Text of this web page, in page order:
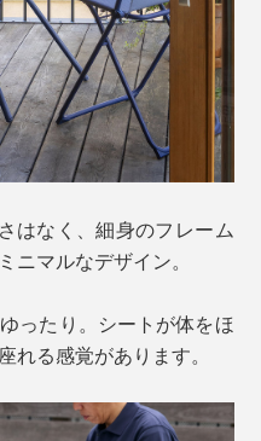
はなく、細身のフレーム
ニマルなデザイン。
ったり。シートが体をほ
れる感覚があります。